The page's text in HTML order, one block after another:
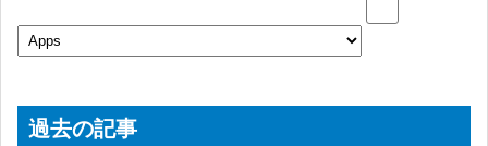
過去の記事